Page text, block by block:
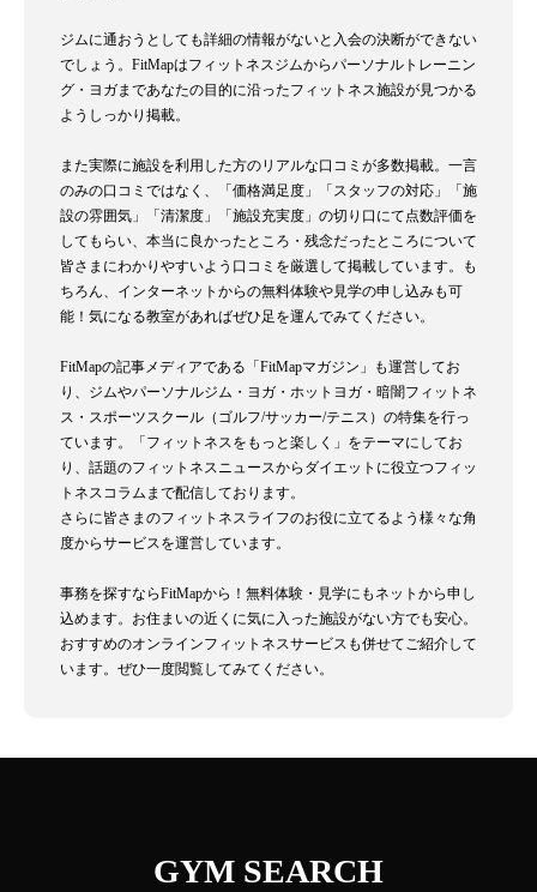
ジムに通おうとしても詳細の情報がないと入会の決断ができない
でしょう。FitMapはフィットネスジムからパーソナルトレーニン
グ・ヨガまであなたの目的に沿ったフィットネス施設が見つかる
ようしっかり掲載。
また実際に施設を利用した方のリアルな口コミが多数掲載。一言
のみの口コミではなく、「価格満足度」「スタッフの対応」「施
設の雰囲気」「清潔度」「施設充実度」の切り口にて点数評価を
してもらい、本当に良かったところ・残念だったところについて
皆さまにわかりやすいよう口コミを厳選して掲載しています。も
ちろん、インターネットからの無料体験や見学の申し込みも可
能！気になる教室があればぜひ足を運んでみてください。
FitMapの記事メディアである「FitMapマガジン」も運営してお
り、ジムやパーソナルジム・ヨガ・ホットヨガ・暗闇フィットネ
ス・スポーツスクール（ゴルフ/サッカー/テニス）の特集を行っ
ています。「フィットネスをもっと楽しく」をテーマにしてお
り、話題のフィットネスニュースからダイエットに役立つフィッ
トネスコラムまで配信しております。
さらに皆さまのフィットネスライフのお役に立てるよう様々な角
度からサービスを運営しています。
事務を探すならFitMapから！無料体験・見学にもネットから申し
込めます。お住まいの近くに気に入った施設がない方でも安心。
おすすめのオンラインフィットネスサービスも併せてご紹介して
います。ぜひ一度閲覧してみてください。
GYM SEARCH